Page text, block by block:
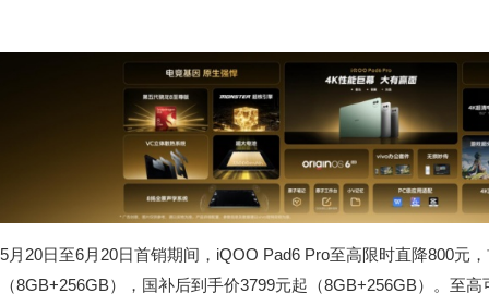
5月20日至6月20日首销期间，iQOO Pad6 Pro至高限时直降800元
（8GB+256GB），国补后到手价3799元起（8GB+256GB）。至